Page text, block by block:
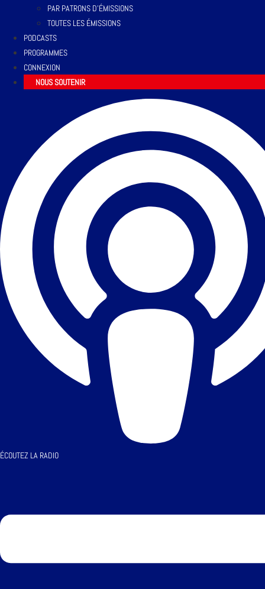
PAR PATRONS D’ÉMISSIONS
TOUTES LES ÉMISSIONS
PODCASTS
PROGRAMMES
CONNEXION
NOUS SOUTENIR
ÉCOUTEZ LA RADIO